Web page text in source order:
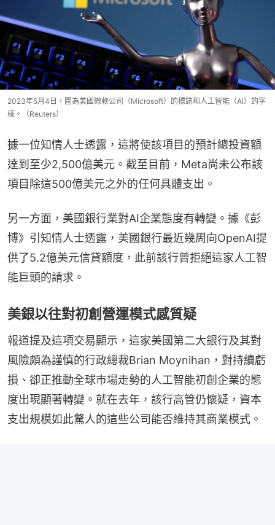
2023年5月4日，圖為美國微軟公司（Microsoft）的標誌和人工智能（AI）的字
樣。（Reuters）
據一位知情人士透露，這將使該項目的預計總投資額
達到至少2,500億美元。截至目前，Meta尚未公布該
項目除這500億美元之外的任何具體支出。
另一方面，美國銀行業對AI企業態度有轉變。據《彭
博》引知情人士透露，美國銀行最近幾周向OpenAI提
供了5.2億美元信貸額度，此前該行曾拒絕這家人工智
能巨頭的請求。
美銀以往對初創營運模式感質疑
報道提及這項交易顯示，這家美國第二大銀行及其對
風險頗為謹慎的行政總裁Brian Moynihan，對持續虧
損、卻正推動全球市場走勢的人工智能初創企業的態
度出現顯著轉變。就在去年，該行高管仍懷疑，資本
支出規模如此驚人的這些公司能否維持其商業模式。